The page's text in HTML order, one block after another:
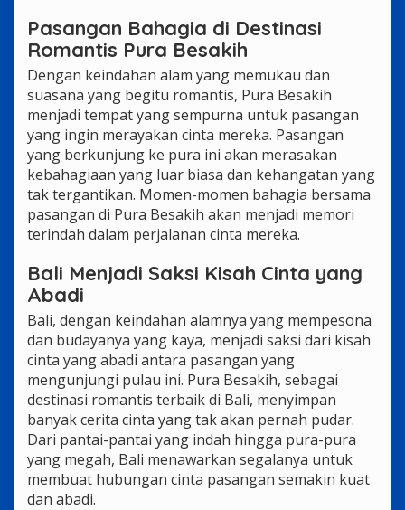
Pasangan Bahagia di Destinasi
Romantis Pura Besakih
Dengan keindahan alam yang memukau dan
suasana yang begitu romantis, Pura Besakih
menjadi tempat yang sempurna untuk pasangan
yang ingin merayakan cinta mereka. Pasangan
yang berkunjung ke pura ini akan merasakan
kebahagiaan yang luar biasa dan kehangatan yang
tak tergantikan. Momen-momen bahagia bersama
pasangan di Pura Besakih akan menjadi memori
terindah dalam perjalanan cinta mereka.
Bali Menjadi Saksi Kisah Cinta yang
Abadi
Bali, dengan keindahan alamnya yang mempesona
dan budayanya yang kaya, menjadi saksi dari kisah
cinta yang abadi antara pasangan yang
mengunjungi pulau ini. Pura Besakih, sebagai
destinasi romantis terbaik di Bali, menyimpan
banyak cerita cinta yang tak akan pernah pudar.
Dari pantai-pantai yang indah hingga pura-pura
yang megah, Bali menawarkan segalanya untuk
membuat hubungan cinta pasangan semakin kuat
dan abadi.